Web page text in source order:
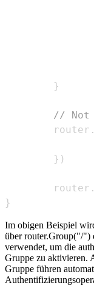
}
// Not
        router
.
} )
        router
.
}
Im obigen Beispiel
über router.Group("/")
verwendet, um die
Gruppe zu aktivieren.
Gruppe führen